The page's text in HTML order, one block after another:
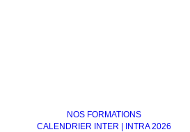
NOS FORMATIONS
CALENDRIER INTER | INTRA 2026